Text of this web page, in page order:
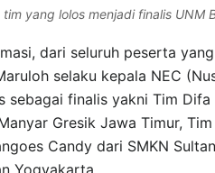
yang lolos menjadi finalis UNM
dari seluruh peserta
selaku kepala NEC
sebagai finalis yakni Tim
Gresik Jawa Timur,
Candy dari SMKN
Yogyakarta.